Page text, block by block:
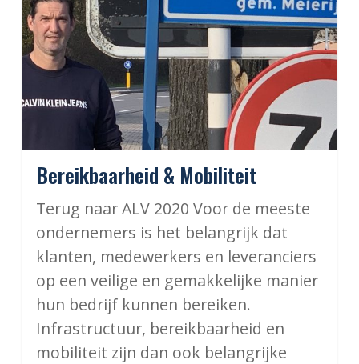
Bereikbaarheid & Mobiliteit
Terug naar ALV 2020 Voor de meeste
ondernemers is het belangrijk dat
klanten, medewerkers en leveranciers
op een veilige en gemakkelijke manier
hun bedrijf kunnen bereiken.
Infrastructuur, bereikbaarheid en
mobiliteit zijn dan ook belangrijke